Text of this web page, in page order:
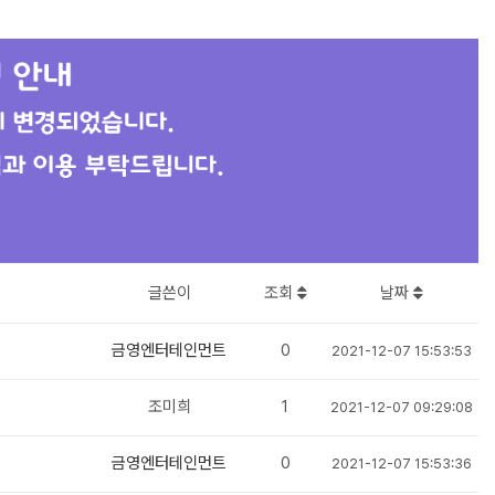
글쓴이 조회 날짜
금영엔터테인먼트 0 2021-12-07 15:53:53
조미희 1 2021-12-07 09:29:08
금영엔터테인먼트 0 2021-12-07 15:53:36